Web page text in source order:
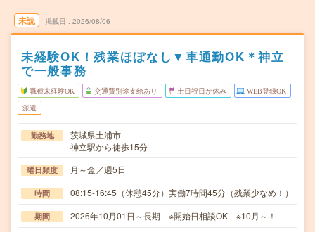
未読 掲載日 2026/08/06
未経験OK！残業ほぼなし▼車通勤OK＊神立
で一般事務
職種未経験OK 交通費別途支給あり 土日祝日が休み WEB登録OK
派遣
勤務地
茨城県土浦市
神立駅から徒歩15分
曜日頻度 月～金／週5日
時間 08:15-16:45（休憩45分）実働7時間45分（残業少なめ！）
期間 2026年10月01日～長期 ※開始日相談OK ※10月～！